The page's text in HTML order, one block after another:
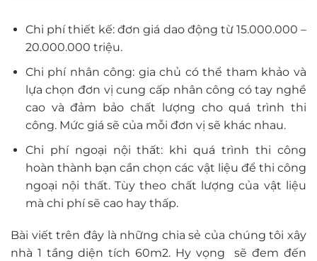
Chi phí thiết kế: đơn giá dao động từ 15.000.000 –
20.000.000 triệu.
Chi phí nhân công: gia chủ có thể tham khảo và
lựa chọn đơn vị cung cấp nhân công có tay nghề
cao và đảm bảo chất lượng cho quá trình thi
công. Mức giá sẽ của mỗi đơn vị sẽ khác nhau.
Chi phí ngoại nội thất: khi quá trình thi công
hoàn thành bạn cần chọn các vật liệu để thi công
ngoại nội thất. Tùy theo chất lượng của vật liệu
mà chi phí sẽ cao hay thấp.
Bài viết trên đây là những chia sẻ của chúng tôi xây
nhà 1 tầng diện tích 60m2. Hy vọng sẽ đem đến